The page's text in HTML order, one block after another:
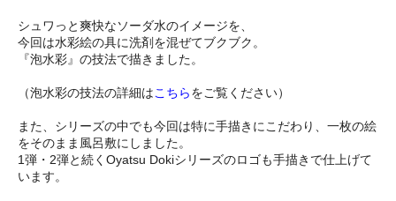
シュワっと爽快なソーダ水のイメージを、
今回は水彩絵の具に洗剤を混ぜてブクブク。
『泡水彩』の技法で描きました。
（泡水彩の技法の詳細はこちらをご覧ください）
また、シリーズの中でも今回は特に手描きにこだわり、一枚の絵
をそのまま風呂敷にしました。
1弾・2弾と続くOyatsu Dokiシリーズのロゴも手描きで仕上げて
います。